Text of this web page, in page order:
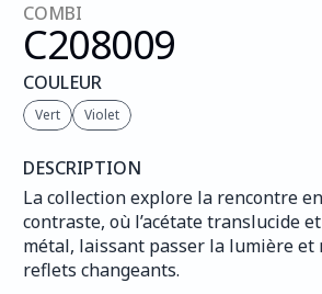
COMBI
C208009
COULEUR
Vert Violet
DESCRIPTION
La collection explore la rencontre
contraste, où l’acétate translucide
métal, laissant passer la lumière et
reflets changeants.